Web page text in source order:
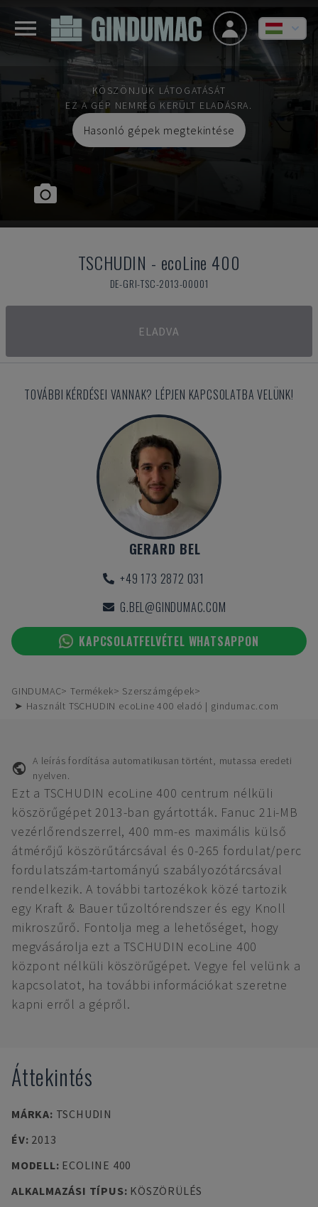
KÖSZÖNJÜK LÁTOGATÁSÁT
EZ A GÉP NEMRÉG KERÜLT ELADÁSRA.
Hasonló gépek megtekintése
TSCHUDIN - ecoLine 400
DE-GRI-TSC-2013-00001
ELADVA
TOVÁBBI KÉRDÉSEI VANNAK? LÉPJEN KAPCSOLATBA VELÜNK!
GERARD BEL
+49 173 2872 031
G.BEL@GINDUMAC.COM
KAPCSOLATFELVÉTEL WHATSAPPON
GINDUMAC Termékek
Szerszámgépek
➤ Használt TSCHUDIN ecoLine 400 eladó | gindumac.com
A leírás fordítása automatikusan történt, mutassa eredeti
nyelven.
Ezt a TSCHUDIN ecoLine 400 centrum nélküli
köszörűgépet 2013-ban gyártották. Fanuc 21i-MB
vezérlőrendszerrel, 400 mm-es maximális külső
átmérőjű köszörűtárcsával és 0-265 fordulat/perc
fordulatszám-tartományú szabályozótárcsával
rendelkezik. A további tartozékok közé tartozik
egy Kraft & Bauer tűzoltórendszer és egy Knoll
mikroszűrő. Fontolja meg a lehetőséget, hogy
megvásárolja ezt a TSCHUDIN ecoLine 400
központ nélküli köszörűgépet. Vegye fel velünk a
kapcsolatot, ha további információkat szeretne
kapni erről a gépről.
Áttekintés
MÁRKA: TSCHUDIN
ÉV: 2013
MODELL: ECOLINE 400
ALKALMAZÁSI TÍPUS: KÖSZÖRÜLÉS